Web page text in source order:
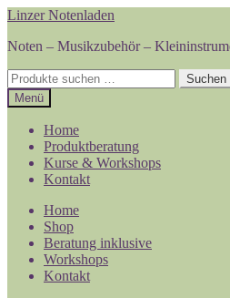
Zur
springen
Zum
springen
Linzer Notenladen
Noten – Musikzubehör –
Suchen
nach:
Suchen
Menü
Home
Produktberatung
Kurse & Workshops
Kontakt
Home
Shop
Beratung inklusive
Workshops
Kontakt